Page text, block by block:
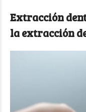
Extracción
la extracción